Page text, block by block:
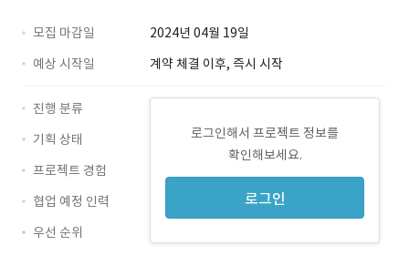
모집 마감일
2024년 04월 19일
예상 시작일
계약 체결 이후, 즉시 시작
로그인해서 프로젝트 정보를
확인해보세요.
로그인
진행 분류
기획 상태
프로젝트 경험
협업 예정 인력
우선 순위